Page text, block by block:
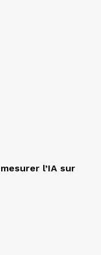
l’IA sur